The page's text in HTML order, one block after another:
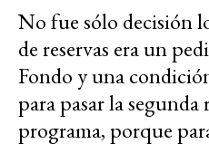
No fue sólo decisión
de reservas era un
Fondo y una
para pasar la
programa, porque